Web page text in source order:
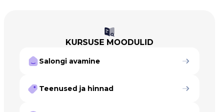
KURSUSE MOODULID
Salongi avamine
Teenused ja hinnad